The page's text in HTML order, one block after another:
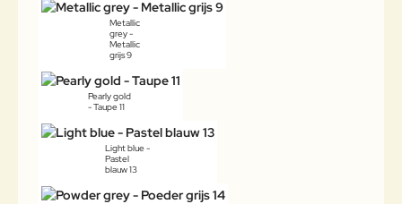
Metallic
grey -
Metallic
grijs 9
Pearly gold
- Taupe 11
Light blue -
Pastel
blauw 13